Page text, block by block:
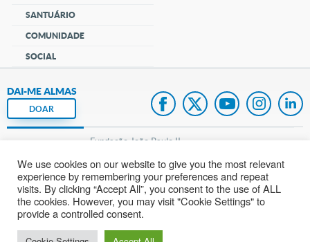
SANTUÁRIO
COMUNIDADE
SOCIAL
DAI-ME ALMAS
DOAR
Fundação João Paulo II
Pedido de Oração
Mapa do site
We use cookies on our website to give you the most relevant
experience by remembering your preferences and repeat
visits. By clicking “Accept All”, you consent to the use of ALL
the cookies. However, you may visit "Cookie Settings" to
provide a controlled consent.